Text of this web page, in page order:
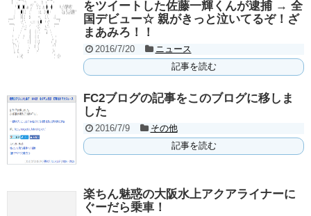
をツイートした佐藤一輝くんが逮捕 → 全
国デビュー☆ 親がきっと泣いてるぞ！ざ
まあみろ！！
2016/7/20
ニュース
記事を読む
FC2ブログの記事をこのブログに移しま
した
2016/7/9
その他
記事を読む
楽ちん魅惑の大阪水上アクアライナーに
ぐーだら乗車！